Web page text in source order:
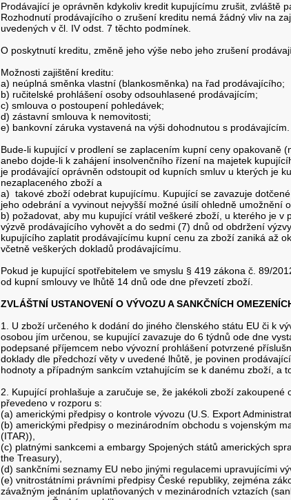
Prodávající je oprávněn kdykoliv kredit kupujícímu zrušit, zvláště
Rozhodnutí prodávajícího o zrušení kreditu nemá žádný vliv na
uvedených v čl. IV odst. 7 těchto podmínek.
O poskytnutí kreditu, změně jeho výše nebo jeho zrušení
Možnosti zajištění kreditu:
a) neúplná směnka vlastní (blankosměnka) na řad prodávajícího;
b) ručitelské prohlášení osoby odsouhlasené prodávajícím;
c) smlouva o postoupení pohledávek;
d) zástavní smlouva k nemovitosti;
e) bankovní záruka vystavená na výši dohodnutou s prodávajícím.
Bude-li kupující v prodlení se zaplacením kupní ceny opakovaně
anebo dojde-li k zahájení insolvenčního řízení na majetek
je prodávající oprávněn odstoupit od kupních smluv u kterých je
nezaplaceného zboží a
a) takové zboží odebrat kupujícímu. Kupující se zavazuje
jeho odebrání a vyvinout nejvyšší možné úsilí ohledně umožnění
b) požadovat, aby mu kupující vrátil veškeré zboží, u kterého je v
výzvě prodávajícího vyhovět a do sedmi (7) dnů od obdržení
kupujícího zaplatit prodávajícímu kupní cenu za zboží zaniká až
včetně veškerých dokladů prodávajícímu.
Pokud je kupující spotřebitelem ve smyslu § 419 zákona č. 89/
od kupní smlouvy ve lhůtě 14 dnů ode dne převzetí zboží.
ZVLÁŠTNÍ USTANOVENÍ O VÝVOZU A SANKČNÍCH
1. U zboží určeného k dodání do jiného členského státu EU či k
osobou jím určenou, se kupující zavazuje do 6 týdnů ode dne
podepsané příjemcem nebo vývozní prohlášení potvrzené
doklady dle předchozí věty v uvedené lhůtě, je povinen
hodnoty a případným sankcím vztahujícím se k danému zboží, a
2. Kupující prohlašuje a zaručuje se, že jakékoli zboží
převedeno v rozporu s:
(a) americkými předpisy o kontrole vývozu (U.S. Export
(b) americkými předpisy o mezinárodním obchodu s vojenským
(ITAR)),
(c) platnými sankcemi a embargy Spojených států amerických
the Treasury),
(d) sankčními seznamy EU nebo jinými regulacemi upravujícími
(e) vnitrostátními právními předpisy České republiky, zejména
závažným jednáním uplatňovaných v mezinárodních vztazích